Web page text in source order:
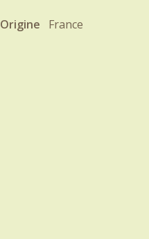
Origine France